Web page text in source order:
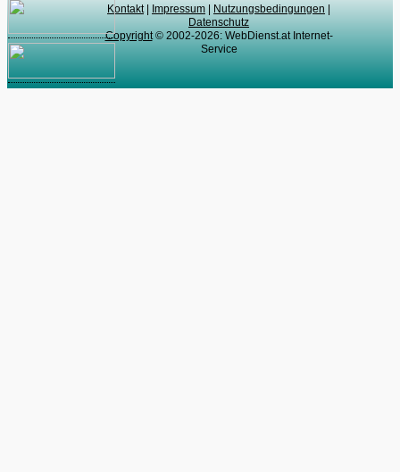
Kontakt| Impressum | Nutzungsbedingungen |
Datenschutz
Copyright© 2002-2026: WebDienst.at Internet-
Service